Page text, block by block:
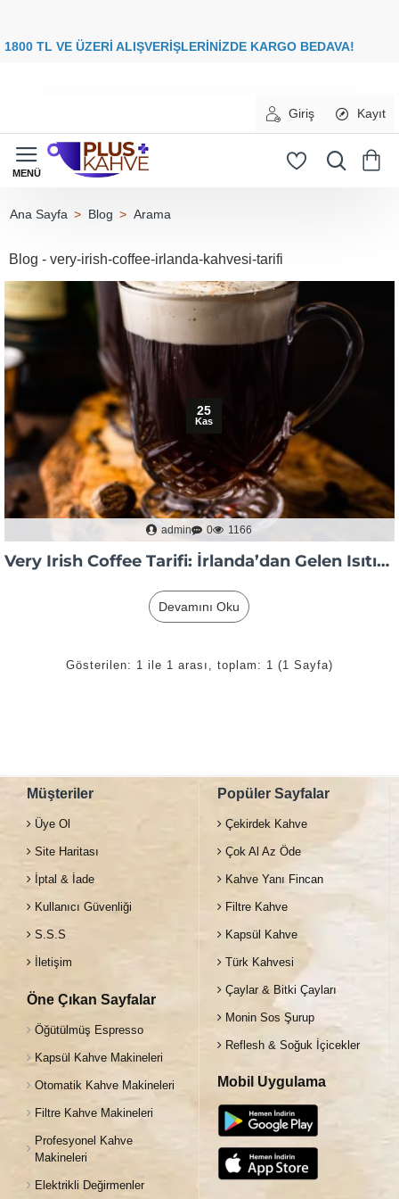
00 TL VE ÜZERİ ALIŞVERİŞLERİNİZDE KARGO
Giriş Kayıt
Blog Arama
Blog - very-irish-coffee-irlanda-kahvesi-tarifi
25
Kas
admin 0 1166
Very Irish Coffee Tarifi: İrlanda’dan Gelen Isıtıcı Lezzet
Devamını Oku
Gösterilen: 1 ile 1 arası, toplam: 1 (1 Sayfa)
Müşteriler
Üye Ol
Site Haritası
İptal & İade
Kullanıcı Güvenliği
S.S.S
İletişim
Öne Çıkan Sayfalar
Öğütülmüş Espresso
Kapsül Kahve Makineleri
Otomatik Kahve Makineleri
Filtre Kahve Makineleri
Profesyonel Kahve
Makineleri
Elektrikli Değirmenler
Popüler Sayfalar
Çekirdek Kahve
Çok Al Az Öde
Kahve Yanı Fincan
Filtre Kahve
Kapsül Kahve
Türk Kahvesi
Çaylar & Bitki Çayları
Monin Sos Şurup
Reflesh & Soğuk İçicekler
Mobil Uygulama